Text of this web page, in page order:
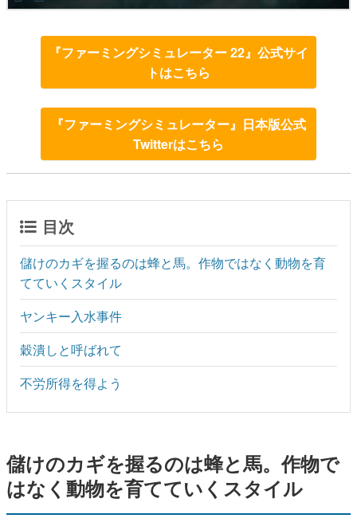
『ファーミングシミュレーター 22』公式サイ
トはこちら
『ファーミングシミュレーター』日本版公式
Twitterはこちら
目次
儲けのカギを握るのは蜂と馬。作物ではなく動物を育
てていくスタイル
ヤンキー入水事件
穀潰しと呼ばれて
不労所得を得よう
儲けのカギを握るのは蜂と馬。作物で
はなく動物を育てていくスタイル